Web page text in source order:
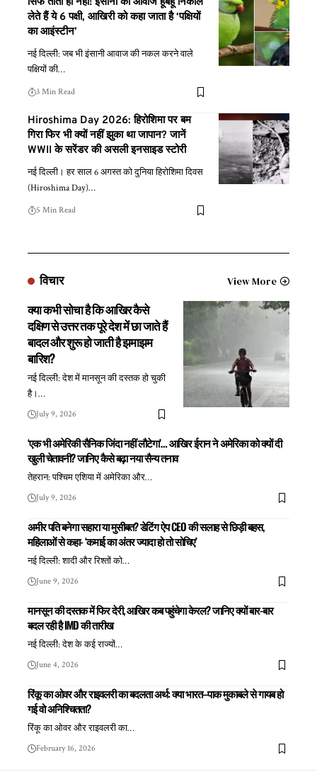
लेते हैं ये 6 पक्षी, आखिरी को कहा जाता है ‘पक्षियों
का आइंस्टीन’
नई दिल्ली: जब भी इंसानी आवाज की नकल करने वाले
पक्षियों की…
3 Min Read
Hiroshima Day 2026: हिरोशिमा पर बम
गिरा फिर भी क्यों नहीं झुका था जापान? जानें
WWII के सरेंडर की असली इनसाइड स्टोरी
नई दिल्ली। हर साल 6 अगस्त को दुनिया हिरोशिमा दिवस
(Hiroshima Day)…
5 Min Read
विचार View More
क्या कभी सोचा है कि आखिर कैसे
दक्षिण से उत्तर तक पूरे देश में छा जाते हैं
बादल और शुरू हो जाती है झमाझम
बारिश?
नई दिल्ली: देश में मानसून की दस्तक हो चुकी
है।…
July 9, 2026
‘एक भी अमेरिकी सैनिक जिंदा नहीं लौटेगा’… आखिर ईरान ने अमेरिका को क्यों दी
खुली चेतावनी? जानिए कैसे बढ़ा नया सैन्य तनाव
तेहरान: पश्चिम एशिया में अमेरिका और…
July 9, 2026
अमीर पति बनेगा सहारा या मुसीबत? डेटिंग ऐप CEO की सलाह से छिड़ी बहस,
महिलाओं से कहा- ‘कमाई का अंतर ज्यादा हो तो सोचिए’
नई दिल्ली: शादी और रिश्तों को…
June 9, 2026
मानसून की दस्तक में फिर देरी, आखिर कब पहुंचेगा केरल? जानिए क्यों बार-बार
बदल रही है IMD की तारीख
नई दिल्ली: देश के कई राज्यों…
June 4, 2026
रिंकू का ओवर और राइवलरी का बदलता अर्थ: क्या भारत–पाक मुकाबले से गायब हो
गई वो अनिश्चितता?
रिंकू का ओवर और राइवलरी का…
February 16, 2026